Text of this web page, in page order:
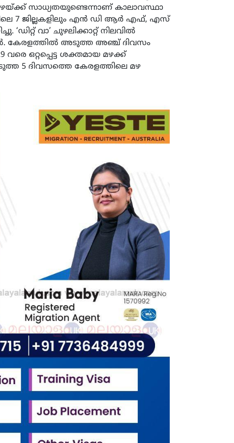
സാധ്യതയുണ്ടെന്നാണ് കാലാവസ്ഥാ
7 ജില്ലകളിലും എൻ‌ ഡി ‌ആർ ‌എഫ്, എസ്‌
വാ’ ചുഴലിക്കാറ്റ് നിലവിൽ
കേരളത്തിൽ അടുത്ത അഞ്ച് ദിവസം
ഒറ്റപ്പെട്ട ശക്തമായ മഴക്ക്
5 ദിവസത്തെ കേരളത്തിലെ മഴ